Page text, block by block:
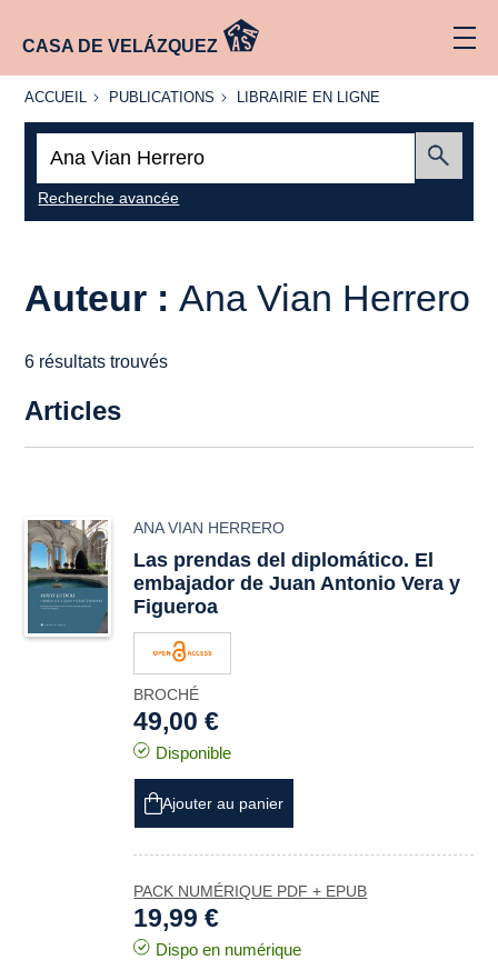
CASA DE VELÁZQUEZ
ACCUEIL
ACCUEIL PUBLICATIONS
PUBLICATIONS
LIBRAIRIE
LIBRAIRIE EN LIGNE
Recherche avancée
Auteur : Ana Vian Herrero
6 résultats trouvés
Articles
ANA VIAN HERRERO
Las prendas del diplomático. El
embajador de Juan Antonio Vera y
Figueroa
BROCHÉ
49,00 €
Disponible
Ajouter au panier
PACK NUMÉRIQUE PDF + EPUB
19,99 €
Dispo en numérique